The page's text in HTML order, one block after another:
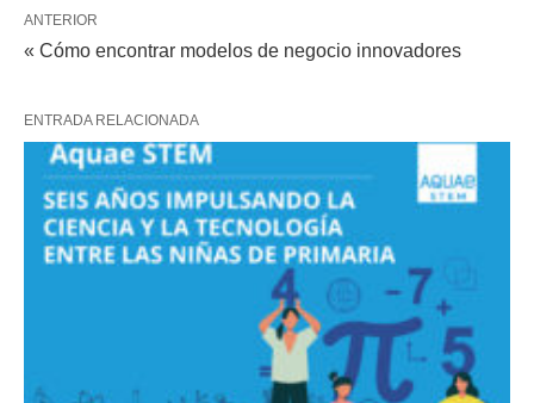
ANTERIOR
« Cómo encontrar modelos de negocio innovadores
ENTRADA RELACIONADA